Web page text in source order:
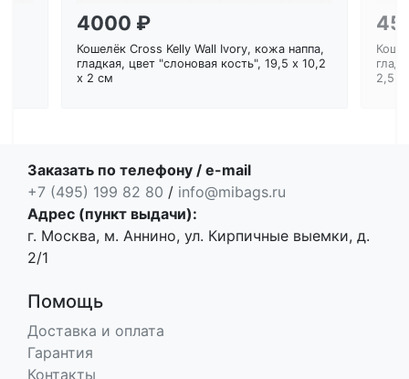
4000 ₽
Кошелёк Cross Kelly Wall Ivory, кожа наппа,
гладкая, цвет "слоновая кость", 19,5 x 10,2
x 2 см
2,5
Заказать по телефону / e-mail
+7 (495) 199 82 80 / info@mibags.ru
Адрес (пункт выдачи):
г. Москва, м. Аннино, ул. Кирпичные выемки, д.
2/1
Помощь
Доставка и оплата
Гарантия
Контакты